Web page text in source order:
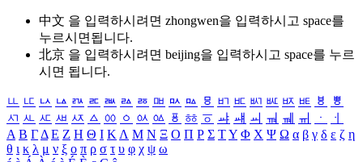
中文 을 입력하시려면 zhongwen을 입력하시고 space를
누르시면됩니다.
北京 을 입력하시려면 beijing을 입력하시고 space를 누르
시면 됩니다.
ㅥ ㅦ ㅧ ㅨ ㅩ ㅪ ㅫ ㅬ ㅭ ㅮ ㅯ ㅰ ㅱ ㅲ ㅳ ㅴ ㅵ ㅶ ㅷ ㅸ
ㅹ
ㅺ ㅻ ㅼ ㅽ ㅾ ㅿ ㆀ ㆁ ㆂ ㆃ ㆄ ㆅ ㆆ ㆇ ㆈ ㆉ ㆊ ㆋ ㆌ ㆍ
ㆎ
Α Β ΓΔ Ε Ζ Η Θ Ι ΚΛ Μ Ν Ξ Ο Π Ρ Σ ΤΥ Φ Χ Ψ Ω α β γ δ ε ζ η
θ ι κ λ μ ν ξ ο π ρ σ τ υ φ χ ψ ω